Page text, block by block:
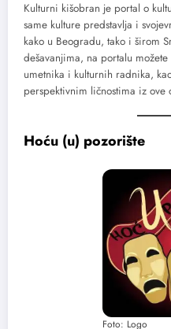
Kulturni kišobran je portal o
same kulture predstavlja i
kako u Beogradu, tako i širom
dešavanjima, na portalu
umetnika i kulturnih radnika,
perspektivnim ličnostima iz ove
Hoću (u) pozorište
Foto: Logo